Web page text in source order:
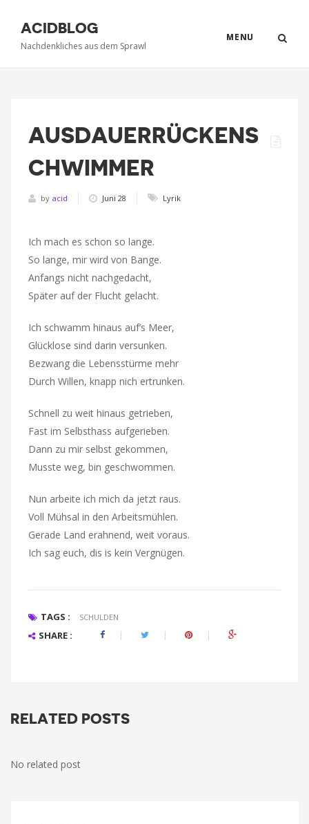
MENU
ACIDBLOG
Nachdenkliches aus dem Sprawl
AUSDAUERRÜCKENS
CHWIMMER
by acid Juni 28 Lyrik
Ich mach es schon so lange.
So lange, mir wird von Bange.
Anfangs nicht nachgedacht,
Später auf der Flucht gelacht.
Ich schwamm hinaus auf’s Meer,
Glücklose sind darin versunken.
Bezwang die Lebensstürme mehr
Durch Willen, knapp nich ertrunken.
Schnell zu weit hinaus getrieben,
Fast im Selbsthass aufgerieben.
Dann zu mir selbst gekommen,
Musste weg, bin geschwommen.
Nun arbeite ich mich da jetzt raus.
Voll Mühsal in den Arbeitsmühlen.
Gerade Land erahnend, weit voraus.
Ich sag euch, dis is kein Vergnügen.
TAGS : SCHULDEN
SHARE :
RELATED POSTS
No related post